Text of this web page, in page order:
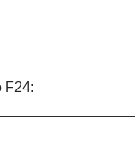
F24: